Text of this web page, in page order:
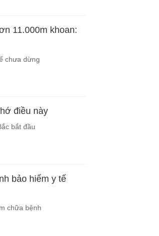
11.000m khoan:
chưa dừng
điều này
bắt đầu
bảo hiểm y tế
chữa bệnh